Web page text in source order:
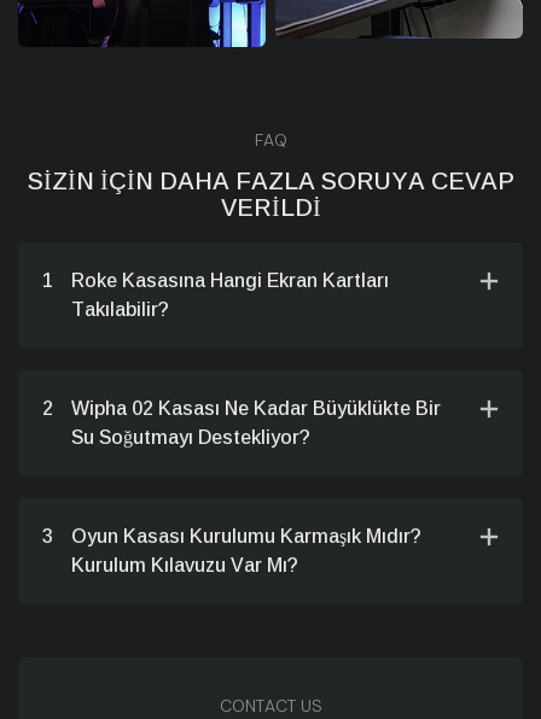
FAQ
SIZIN IÇIN DAHA FAZLA SORUYA CEVAP
VERILDI
1
Roke Kasasına Hangi Ekran Kartları
Takılabilir?
2
Wipha 02 Kasası Ne Kadar Büyüklükte Bir
Su Soğutmayı Destekliyor?
3
Oyun Kasası Kurulumu Karmaşık Mıdır?
Kurulum Kılavuzu Var Mı?
CONTACT US